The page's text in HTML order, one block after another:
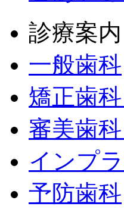
診療案内
一般歯科
矯正歯
審美歯
インプ
予防歯科